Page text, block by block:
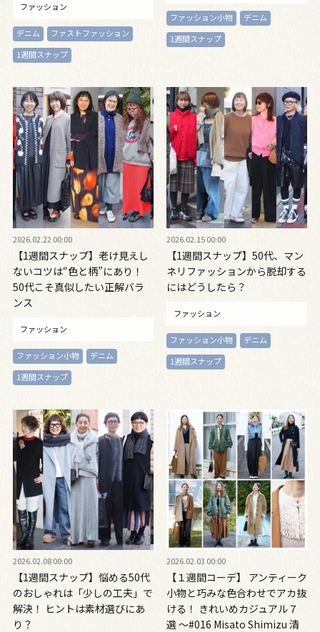
ファッション
デニム
ファストファッション
1週間スナップ
ファッション小物
デニム
1週間スナップ
2026.02.22 00:00
【1週間スナップ】老け見えし
ないコツは“色と柄”にあり！
50代こそ真似したい正解バラ
ンス
ファッション
ファッション小物
デニム
1週間スナップ
2026.02.15 00:00
【1週間スナップ】50代、マン
ネリファッションから脱却する
にはどうしたら？
ファッション
ファッション小物
デニム
1週間スナップ
2026.02.08 00:00
【1週間スナップ】悩める50代
のおしゃれは「少しの工夫」で
解決！ ヒントは素材選びにあ
り？
2026.02.03 00:00
【１週間コーデ】 アンティーク
小物と巧みな色合わせでアカ抜
ける！ きれいめカジュアル７
選 ～#016 Misato Shimizu 清